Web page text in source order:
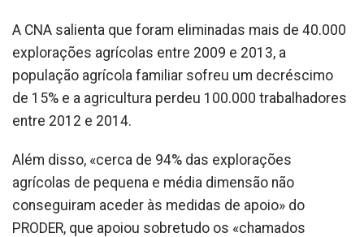
A CNA salienta que foram eliminadas mais de 40.000
explorações agrícolas entre 2009 e 2013, a
população agrícola familiar sofreu um decréscimo
de 15% e a agricultura perdeu 100.000 trabalhadores
entre 2012 e 2014.
Além disso, «cerca de 94% das explorações
agrícolas de pequena e média dimensão não
conseguiram aceder às medidas de apoio» do
PRODER, que apoiou sobretudo os «chamados